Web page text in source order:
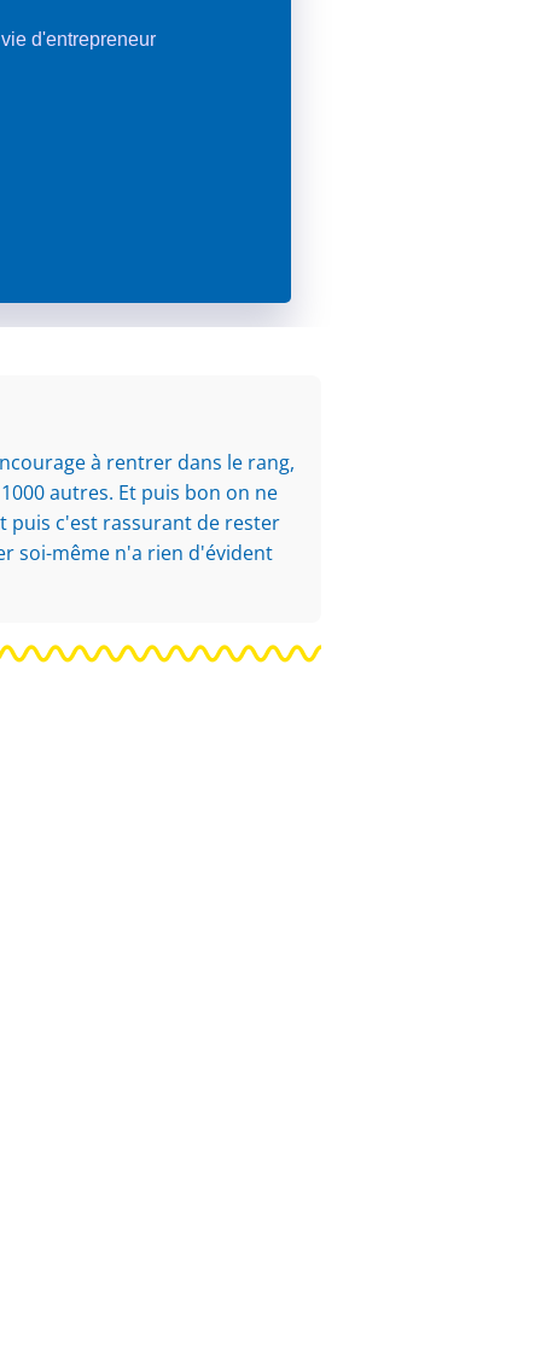
d'entrepreneur
à rentrer dans le rang,
autres. Et puis bon on ne
puis c'est rassurant de rester
soi-même n'a rien d'évident